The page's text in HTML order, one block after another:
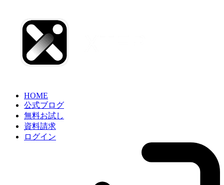
HOME
公式ブログ
無料お試し
資料請求
ログイン